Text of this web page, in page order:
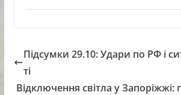
Підсумки 29.10: Удари по РФ і
ті
Відключення світла у Запоріжжі: